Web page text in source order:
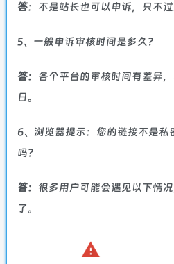
答：不是站长也可以申诉，只不过
5、一般申诉审核时间是多久？
答： 各个平台的审核时间有差异
日。
6、浏览器提示：您的链接不是私
吗？
答： 很多用户可能会遇见以下情
了。